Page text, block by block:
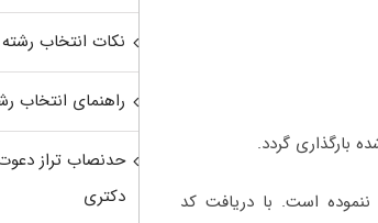
است. با دریافت کد
نکات انتخاب
راهنمای انتخاب
حدنصاب تراز
دکتری